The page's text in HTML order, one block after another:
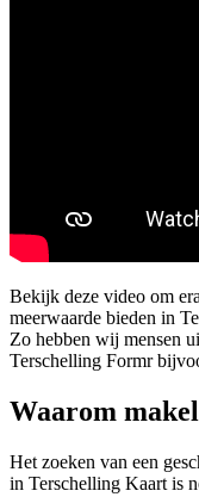
Bekijk deze video om
meerwaarde bieden in
Zo hebben wij mensen
Terschelling Formr
Waarom
Het zoeken van een
in Terschelling Kaart is